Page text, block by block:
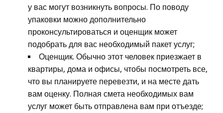
у вас могут возникнуть вопросы. По поводу
упаковки можно дополнительно
проконсультироваться и оценщик может
подобрать для вас необходимый пакет услуг;
Оценщик. Обычно этот человек приезжает в
квартиры, дома и офисы, чтобы посмотреть все,
что вы планируете перевезти, и на месте дать
вам оценку. Полная смета необходимых вам
услуг может быть отправлена ​​вам при отъезде;